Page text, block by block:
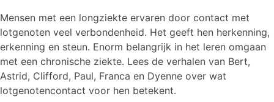
Mensen met een longziekte ervaren door contact met
lotgenoten veel verbondenheid. Het geeft hen herkenning,
erkenning en steun. Enorm belangrijk in het leren omgaan
met een chronische ziekte. Lees de verhalen van Bert,
Astrid, Clifford, Paul, Franca en Dyenne over wat
lotgenotencontact voor hen betekent.